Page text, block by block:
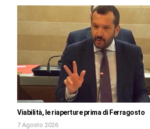
Viabilità, le riaperture prima di Ferragosto
7 Agosto 2026